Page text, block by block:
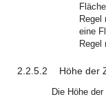
Regel
eine
Regel
2.2.5.2 Höhe der
Die Höhe